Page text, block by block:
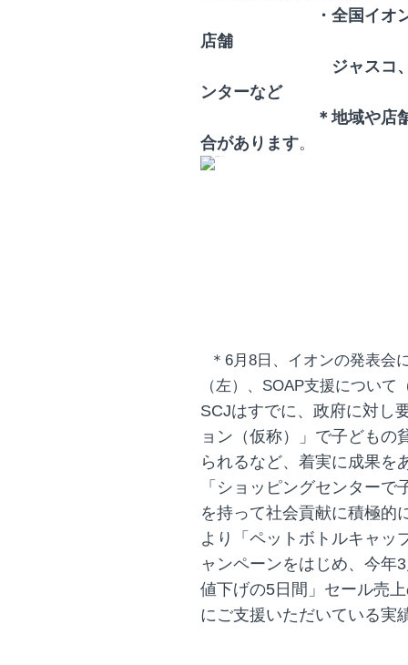
・全国イオングル
店舗
ジャスコ、サティ
ンターなど
＊地域や店舗により
合があります。
＊6月8日、イオンの発表会
（左）、SOAP支援について
SCJはすでに、政府に対し
ョン（仮称）」で子どもの
られるなど、着実に成果を
「ショッピングセンター
を持って社会貢献に積極的
より「ペットボトルキャッ
ャンペーンをはじめ、今年
値下げの5日間」セール売
にご支援いただいている実